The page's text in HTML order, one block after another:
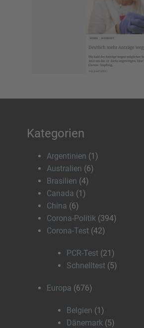
Kategorien
Argentinien (1)
Australien (6)
Brasilien (4)
Canada (1)
China (6)
Corona-Politik (394)
Corona-Test (42)
PCR-Test (21)
Schnelltest (5)
Europa (676)
Belgien (1)
Dänemark (5)